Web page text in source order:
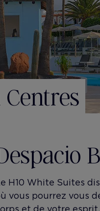
Centres
H10 White Suites
vous pourrez vous
et de votre esprit.